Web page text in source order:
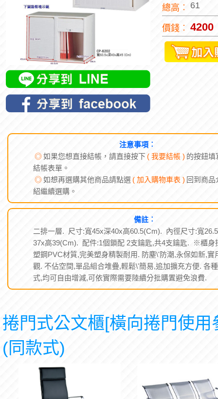
總高︰ 61
價錢︰ 4200
注意事項︰
◎如果您想直接結帳，請直接按下 ( 我要結帳 ) 的按鈕填
結帳表單。
◎如想再選購其他商品請點選 ( 加入購物車表 ) 回到商品
紹繼續選購。
備註︰
二排一層. 尺寸:寬45x深40x高60.5(Cm). 內徑尺寸:寬
37x高39(Cm). 配件:1個鎖配 2支鑰匙,共4支鑰匙. ※櫃身
塑鋼PVC材質,完美塑身精製耐用. 防塵\'防潮,永保如新,實
觀. 不佔空間,單品組合堆疊,輕鬆\'簡易,追加擴充方便. 各
式,均可自由增減,可依實際需要陸續分批購置避免浪費.
捲門式公文櫃[橫向捲門使用
(同款式)